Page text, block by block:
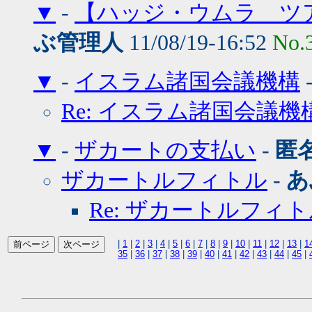
▼ -
【ハッジ・ウムラ ツ
ぶ管理人 11/08/19-16:52
▼ - イスラム諸国会議機構
Re: イスラム諸国会議機
▼ - ザカートの支払い - 匿
ザカートルフィトル -
Re: ザカートルフィ
1 2 3 4 5 6 7 8 9 10 11 12 13
35
36 37 38 39 40 41 42 43 44 45